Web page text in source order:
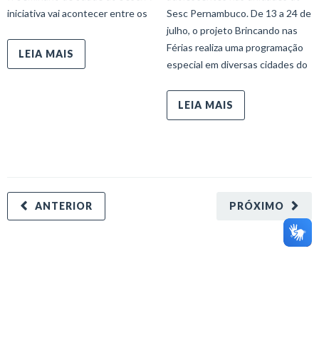
iniciativa vai acontecer entre os
LEIA MAIS
Sesc Pernambuco. De 13 a 24 de
julho, o projeto Brincando nas
Férias realiza uma programação
especial em diversas cidades do
LEIA MAIS
PRÓXIMO
ANTERIOR